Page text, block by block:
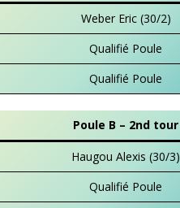
Weber Eric (30/2)
Qualifié Poule
Qualifié Poule
Poule B – 2nd tour
Haugou Alexis (30/3)
Qualifié Poule